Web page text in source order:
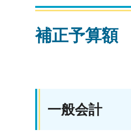
補正予算額
一般会計